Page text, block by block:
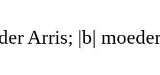
Arris; |b|